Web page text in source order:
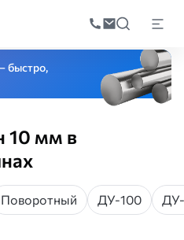
по
Запорная арматура
быстро,
10 мм в
Поворотный ДУ-100